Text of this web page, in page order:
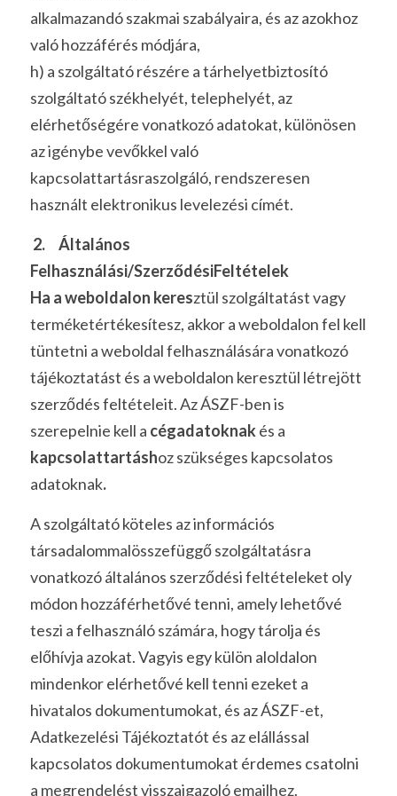
alkalmazandó szakmai szabályaira, és az azokhoz
való hozzáférés módjára,
h) a szolgáltató részére a tárhelyetbiztosító
szolgáltató székhelyét, telephelyét, az
elérhetőségére vonatkozó adatokat, különösen
az igénybe vevőkkel való
kapcsolattartásraszolgáló, rendszeresen
használt elektronikus levelezési címét.
Felhasználási/SzerződésiFeltételek
Ha a weboldalon keresztül szolgáltatást vagy
terméketértékesítesz, akkor a weboldalon fel kell
tüntetni a weboldal felhasználására vonatkozó
tájékoztatást és a weboldalon keresztül létrejött
szerződés feltételeit. Az ÁSZF-ben is
szerepelnie kell a cégadatoknak
kapcsolattartáshoz szükséges kapcsolatos
adatoknak.
A szolgáltató köteles az információs
társadalommalösszefüggő szolgáltatásra
vonatkozó általános szerződési feltételeket oly
módon hozzáférhetővé tenni, amely lehetővé
teszi a felhasználó számára, hogy tárolja és
előhívja azokat. Vagyis egy külön aloldalon
mindenkor elérhetővé kell tenni ezeket a
hivatalos dokumentumokat, és az ÁSZF-et,
Adatkezelési Tájékoztatót és az elállással
kapcsolatos dokumentumokat érdemes csatolni
a megrendelést visszaigazoló emailhez.